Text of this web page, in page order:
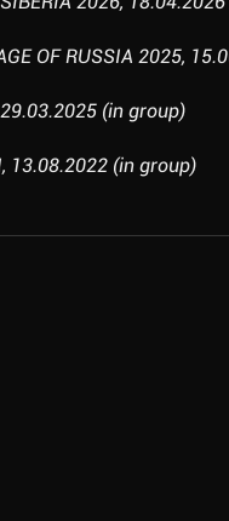
OF RUSSIA 2025,
29.03.2025 (in group)
13.08.2022 (in group)